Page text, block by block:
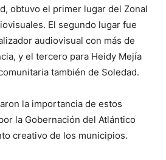
obtuvo el primer lugar del Zonal
El segundo lugar fue
audiovisual con más de
y el tercero para Heidy Mejía
también de Soledad.
la importancia de estos
la Gobernación del Atlántico
creativo de los municipios.